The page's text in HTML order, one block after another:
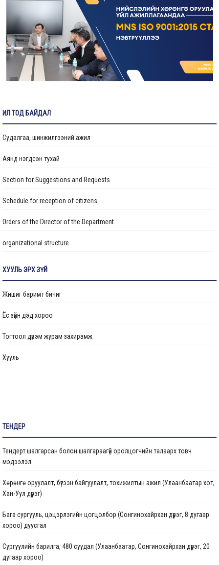
Газрын даргын тушаал
Иргэдтэй уулзах цагийн хуваарь
Барилгын ажлын мэдээ
Санхүүжилтийн мэдээлэл
ИЛ ТОД БАЙДАЛ
Судалгаа, шинжилгээний ажил
Аянд нэгдсэн тухай
Section for Suggestions and Requests
Schedule for reception of citizens
Orders of the Director of the Department
organizational structure
Бараа ажил үйлчилгээ
Газрын даргын тушаал
Барилгын ажлын мэдээ
Санхүүжилтийн мэдээлэл
ХУУЛЬ ЭРХ ЗҮЙ
Жишиг баримт бичиг
Ёс зүйн дэд хороо
Тогтоол дүрэм журам захирамж
Хууль
ТЕНДЕР
Тендерт шалгарсан болон шалгараагүй оролцогчийн талаарх товч
мэдээлэл
Хөрөнгө оруулалт, бүтээн байгуулалт, тохижилтын ажил (Улаанбаатар хот,
Хан-Уул дүүрэг)
Бага сургууль, цэцэрлэгийн цогцолбор (Сонгинохайрхан дүүрэг, 8 дугаар
хороо) дуусгал
Сургуулийн барилга, 480 суудал (Улаанбаатар, Сонгинохайрхан дүүрэг, 20
дугаар хороо)